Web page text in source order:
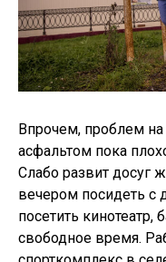
Впрочем, проблем
асфальтом пока
Слабо развит досуг
вечером посидеть с
посетить кинотеатр,
свободное время.